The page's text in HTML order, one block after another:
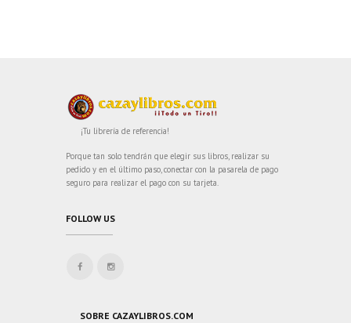
¡Tu librería de referencia!
Porque tan solo tendrán que elegir sus libros, realizar su
pedido y en el último paso, conectar con la pasarela de pago
seguro para realizar el pago con su tarjeta.
FOLLOW US
SOBRE CAZAYLIBROS.COM